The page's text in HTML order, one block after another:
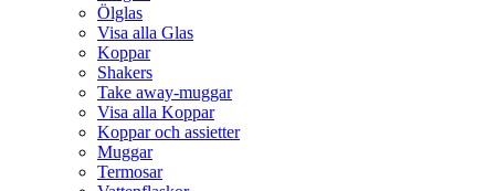
Ölglas
Visa alla Glas
Koppar
Shakers
Take away-muggar
Visa alla Koppar
Koppar och assietter
Muggar
Termosar